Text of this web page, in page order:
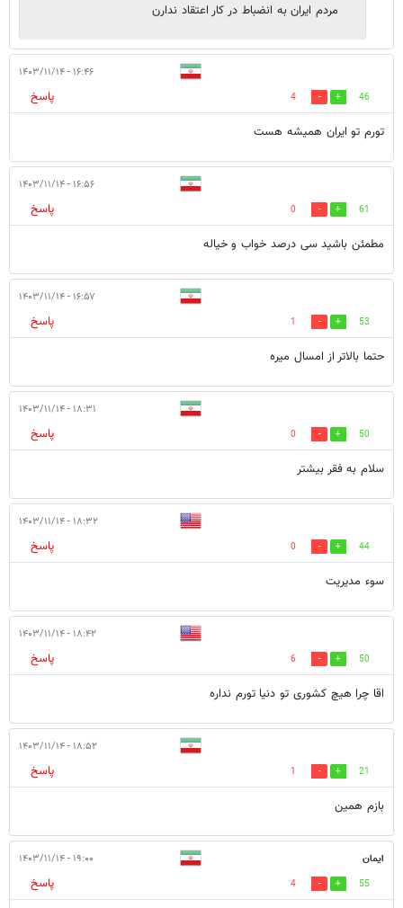
مردم ایران به انضباط در کار اعتقاد ندارن
۱۶:۴۶ - ۱۴۰۳/۱۱/۱۴
46
4
پاسخ
تورم تو ایران همیشه هست
۱۶:۵۶ - ۱۴۰۳/۱۱/۱۴
61
0
پاسخ
مطمئن باشید سی درصد خواب و خیاله
۱۶:۵۷ - ۱۴۰۳/۱۱/۱۴
53
1
پاسخ
حتما بالاتر از امسال میره
۱۸:۳۱ - ۱۴۰۳/۱۱/۱۴
50
0
پاسخ
سلام به فقر بیشتر
۱۸:۳۲ - ۱۴۰۳/۱۱/۱۴
44
0
پاسخ
سوء مدیریت
۱۸:۴۲ - ۱۴۰۳/۱۱/۱۴
50
6
پاسخ
اقا چرا هیچ کشوری تو دنیا تورم نداره
۱۸:۵۲ - ۱۴۰۳/۱۱/۱۴
21
1
پاسخ
بازم همین
ایمان ۱۹:۰۰ - ۱۴۰۳/۱۱/۱۴
55
4 پاسخ